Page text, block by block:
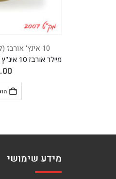
10 אינץ' אורבז (לאוויר בלבד)
מידע שימושי